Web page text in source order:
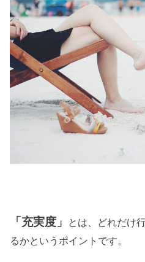
「充実度」
とは、どれだけ
るかというポイントです。